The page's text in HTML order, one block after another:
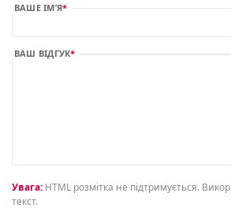
ВАШЕ ІМ’Я
ВАШ ВІДГУК
Увага: HTML розмітка не підтримується.
текст.